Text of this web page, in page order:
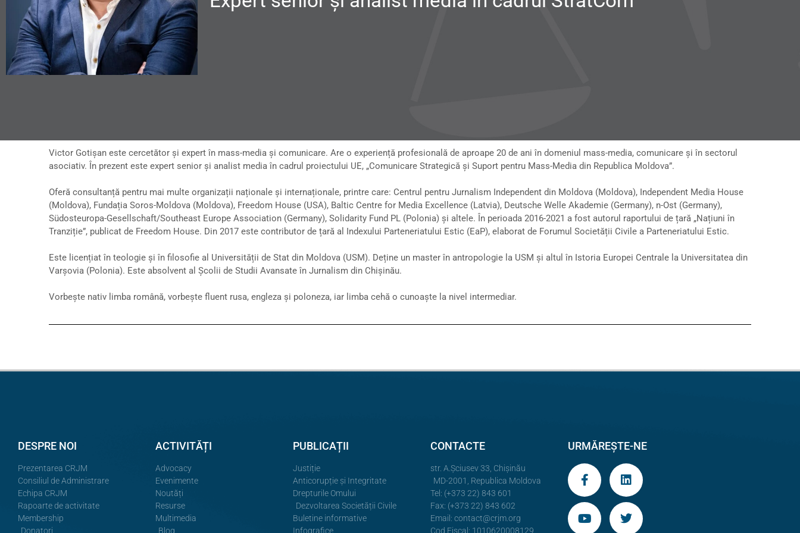
Victor Gotișan este cercetător și expert în mass-media și comunicare. Are o experiență profesională de aproape 20 de ani în domeniul mass-media, comunicare și în sectorul
asociativ. În prezent este expert senior și analist media în cadrul proiectului UE, „Comunicare Strategică și Suport pentru Mass-Media din Republica Moldova”.
Oferă consultanță pentru mai multe organizații naționale și internaționale, printre care: Centrul pentru Jurnalism Independent din Moldova (Moldova), Independent Media House
(Moldova), Fundația Soros-Moldova (Moldova), Freedom House (USA), Baltic Centre for Media Excellence (Latvia), Deutsche Welle Akademie (Germany), n-Ost (Germany),
Südosteuropa-Gesellschaft/Southeast Europe Association (Germany), Solidarity Fund PL (Polonia) și altele. În perioada 2016-2021 a fost autorul raportului de țară „Națiuni în
Tranziție”, publicat de Freedom House. Din 2017 este contributor de țară al Indexului Parteneriatului Estic (EaP), elaborat de Forumul Societății Civile a Parteneriatului Estic.
Este licențiat în teologie și în filosofie al Universității de Stat din Moldova (USM). Deține un master în antropologie la USM și altul în Istoria Europei Centrale la Universitatea din
Varșovia (Polonia). Este absolvent al Școlii de Studii Avansate în Jurnalism din Chișinău.
Vorbește nativ limba română, vorbește fluent rusa, engleza și poloneza, iar limba cehă o cunoaște la nivel intermediar.
DESPRE NOI
Prezentarea CRJM
Consiliul de Administrare
Echipa CRJM
Rapoarte de activitate
Membership
Donatori
ACTIVITĂȚI
Advocacy
Evenimente
Noutăți
Resurse
Multimedia
Blog
PUBLICAȚII
Justiție
Anticorupție și Integritate
Drepturile Omului
Dezvoltarea Societății Civile
Buletine informative
Infografice
CONTACTE
str. A.Şciusev 33, Chișinău
MD-2001, Republica Moldova
Tel: (+373 22) 843 601
Fax: (+373 22) 843 602
Email: contact@crjm.org
Cod Fiscal: 1010620008129
URMĂREȘTE-NE